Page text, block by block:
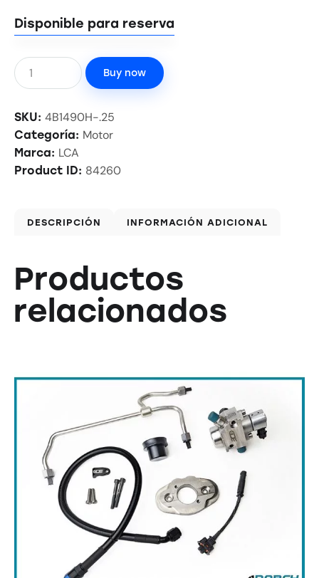
Disponible para reserva
Buy now
SKU: 4B1490H-.25
Categoría: Motor
Marca: LCA
Product ID: 84260
DESCRIPCIÓN INFORMACIÓN ADICIONAL
Productos
relacionados